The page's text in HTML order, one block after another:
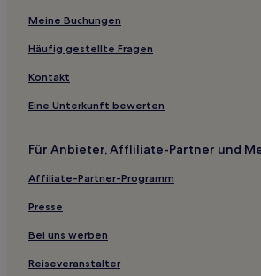
Meine Buchungen
Häufig gestellte Fragen
Kontakt
Eine Unterkunft bewerten
Für Anbieter, Affliliate-Partner und
Affiliate-Partner-Programm
Presse
Bei uns werben
Reiseveranstalter